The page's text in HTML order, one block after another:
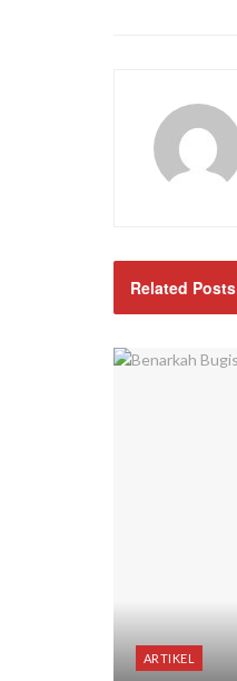
Related Posts
ARTIKEL